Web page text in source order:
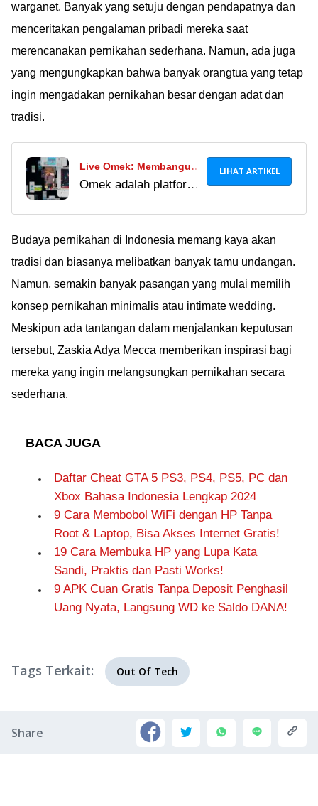
warganet. Banyak yang setuju dengan pendapatnya dan
menceritakan pengalaman pribadi mereka saat
merencanakan pernikahan sederhana. Namun, ada juga
yang mengungkapkan bahwa banyak orangtua yang tetap
ingin mengadakan pernikahan besar dengan adat dan
tradisi.
Live Omek: Membangun
Jaringan Profesional
Omek adalah platform
pembangunan jaringan
sosial dan profesional
bagi para profesional
sekutu mereka.
LIHAT ARTIKEL
Budaya pernikahan di Indonesia memang kaya akan
tradisi dan biasanya melibatkan banyak tamu undangan.
Namun, semakin banyak pasangan yang mulai memilih
konsep pernikahan minimalis atau intimate wedding.
Meskipun ada tantangan dalam menjalankan keputusan
tersebut, Zaskia Adya Mecca memberikan inspirasi bagi
mereka yang ingin melangsungkan pernikahan secara
sederhana.
BACA JUGA
Daftar Cheat GTA 5 PS3, PS4, PS5, PC dan
Xbox Bahasa Indonesia Lengkap 2024
9 Cara Membobol WiFi dengan HP Tanpa
Root & Laptop, Bisa Akses Internet Gratis!
19 Cara Membuka HP yang Lupa Kata
Sandi, Praktis dan Pasti Works!
9 APK Cuan Gratis Tanpa Deposit Penghasil
Uang Nyata, Langsung WD ke Saldo DANA!
Tags Terkait: Out Of Tech
Share